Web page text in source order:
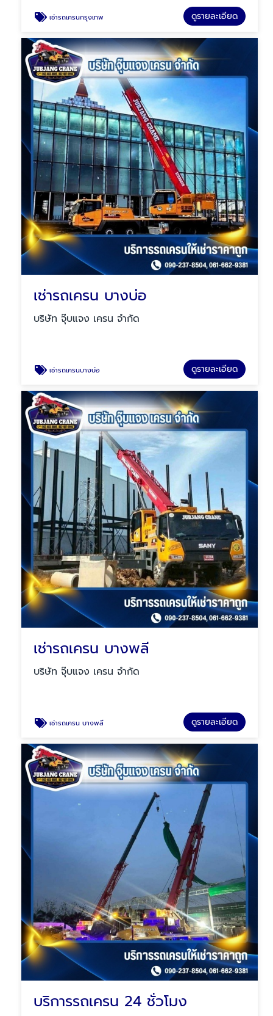
เช่ารถเครนกรุงเทพ ดูรายละเอียด
เช่ารถเครน บางบ่อ
บริษัท จุ๊บแจง เครน จำกัด
เช่ารถเครนบางบ่อ ดูรายละเอียด
เช่ารถเครน บางพลี
บริษัท จุ๊บแจง เครน จำกัด
เช่ารถเครน บางพลี ดูรายละเอียด
บริการรถเครน 24 ชั่วโมง